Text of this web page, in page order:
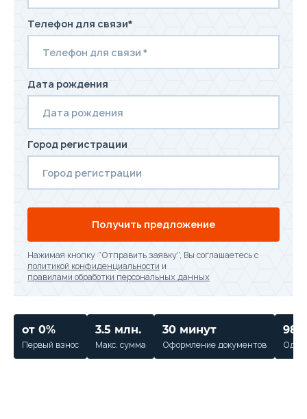
Телефон для связи*
Дата рождения
Город регистрации
Получить предложение
Нажимая кнопку “Отправить заявку”, Вы соглашаетесь с
политикой конфиденциальности и
правилами обработки персональных данных
от 0%
Первый взнос
3.5 млн.
Макс. сумма
30 минут
Оформление документов
98%